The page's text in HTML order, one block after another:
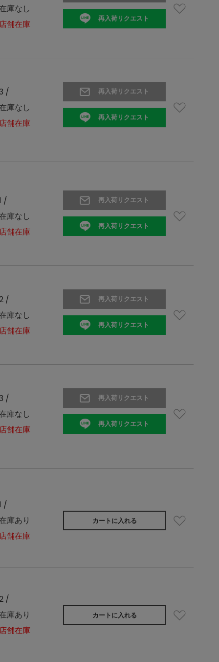
庫なし
舗在庫
再入荷リクエスト
/
庫なし
舗在庫
再入荷リクエスト
再入荷リクエスト
/
庫なし
舗在庫
再入荷リクエスト
再入荷リクエスト
/
庫なし
舗在庫
再入荷リクエスト
再入荷リクエスト
/
庫なし
舗在庫
再入荷リクエスト
再入荷リクエスト
/
庫あり
舗在庫
カートに入れる
/
庫あり
舗在庫
カートに入れる